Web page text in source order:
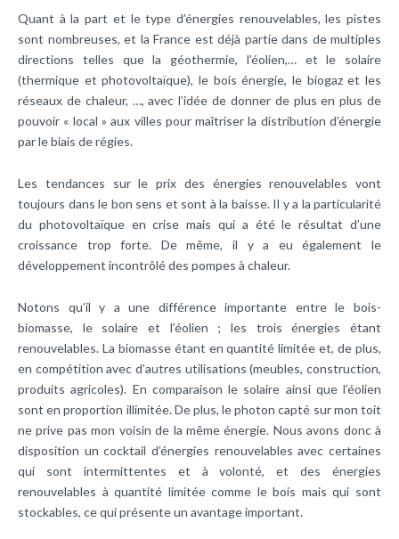
Quant à la part et le type d’énergies renouvelables, les pistes
sont nombreuses, et la France est déjà partie dans de multiples
directions telles que la géothermie, l’éolien,… et le solaire
(thermique et photovoltaïque), le bois énergie, le biogaz et les
réseaux de chaleur, …, avec l’idée de donner de plus en plus de
pouvoir « local » aux villes pour maîtriser la distribution d’énergie
par le biais de régies.
Les tendances sur le prix des énergies renouvelables vont
toujours dans le bon sens et sont à la baisse. Il y a la particularité
du photovoltaïque en crise mais qui a été le résultat d’une
croissance trop forte. De même, il y a eu également le
développement incontrôlé des pompes à chaleur.
Notons qu’il y a une différence importante entre le bois-
biomasse, le solaire et l’éolien ; les trois énergies étant
renouvelables. La biomasse étant en quantité limitée et, de plus,
en compétition avec d’autres utilisations (meubles, construction,
produits agricoles). En comparaison le solaire ainsi que l’éolien
sont en proportion illimitée. De plus, le photon capté sur mon toit
ne prive pas mon voisin de la même énergie. Nous avons donc à
disposition un cocktail d’énergies renouvelables avec certaines
qui sont intermittentes et à volonté, et des énergies
renouvelables à quantité limitée comme le bois mais qui sont
stockables, ce qui présente un avantage important.